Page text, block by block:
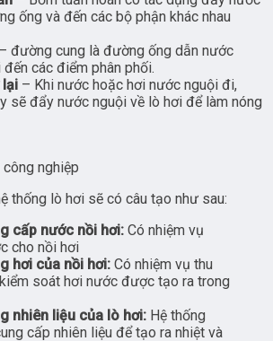
ống và đến các bộ phận khác nhau
– đường cung là đường ống dẫn nước
các điểm phân phối.
lại – Khi nước hoặc hơi nước nguội đi,
sẽ đẩy nước nguội về lò hơi để làm nóng
nghiệp
thống lò hơi sẽ có câu tạo như sau:
cấp nước nồi hơi: Có nhiệm vụ
cho nồi hơi
hơi của nồi hơi: Có nhiệm vụ thu
soát hơi nước được tạo ra trong
nhiên liệu của lò hơi: Hệ thống
cấp nhiên liệu để tạo ra nhiệt và